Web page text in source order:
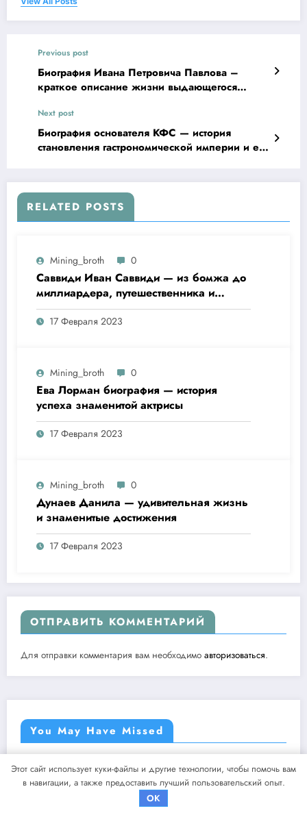
Previous post
Биография Ивана Петровича Павлова –
краткое описание жизни выдающегося
Next post
Биография основателя КФС — история
становления гастрономической империи и ее
RELATED POSTS
Mining_broth 0
Саввиди Иван Саввиди — из бомжа до
миллиардера, путешественника и
футбольного президента —
удивительная биография
17 Февраля 2023
Mining_broth 0
Ева Лорман биография — история
успеха знаменитой актрисы
17 Февраля 2023
Mining_broth 0
Дунаев Данила — удивительная жизнь
и знаменитые достижения
17 Февраля 2023
ОТПРАВИТЬ КОММЕНТАРИЙ
Для отправки комментария вам необходимо авторизоваться.
You May Have Missed
Этот сайт использует куки-файлы и другие технологии, чтобы помочь вам
в навигации, а также предоставить лучший пользовательский опыт.
OK